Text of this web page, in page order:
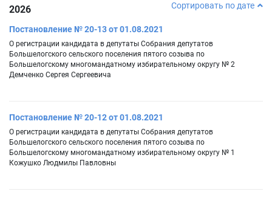
2026 Сортировать по дате
Постановление № 20-13 от 01.08.2021
О регистрации кандидата в депутаты Собрания депутатов
Большелогского сельского поселения пятого созыва по
Большелогскому многомандатному избирательному округу № 2
Демченко Сергея Сергеевича
Постановление № 20-12 от 01.08.2021
О регистрации кандидата в депутаты Собрания депутатов
Большелогского сельского поселения пятого созыва по
Большелогскому многомандатному избирательному округу № 1
Кожушко Людмилы Павловны